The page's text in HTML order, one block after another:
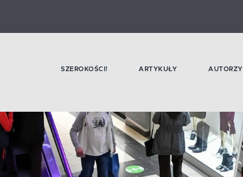
SZEROKOŚCI! ARTYKUŁY AUTORZY